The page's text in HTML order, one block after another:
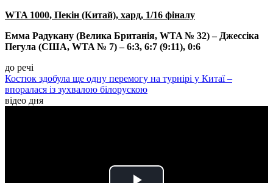
WTA 1000, Пекін (Китай), хард, 1/16 фіналу
Емма Радукану (Велика Британія, WTA № 32) – Джессіка
Пегула (США, WTA № 7) – 6:3, 6:7 (9:11), 0:6
до речі
Костюк здобула ще одну перемогу на турнірі у Китаї –
впоралася із зухвалою білорускою
відео дня